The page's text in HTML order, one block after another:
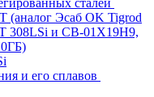
сталей
(аналог Эсаб OK Tigrod
308LSi и СВ-01Х19Н9,
и его сплавов